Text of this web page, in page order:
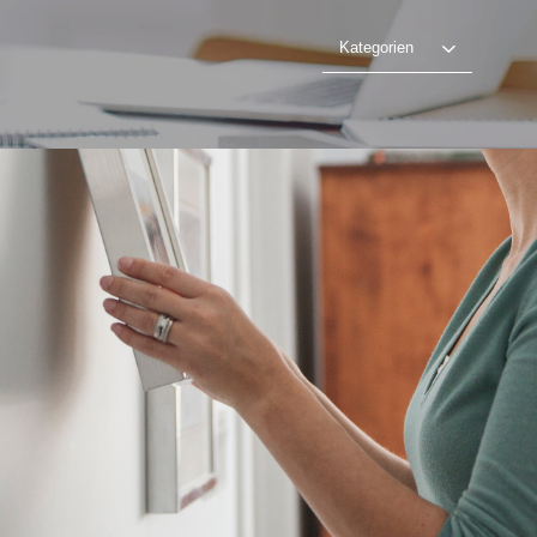
Kategorien
Home Staging
Video abspielen